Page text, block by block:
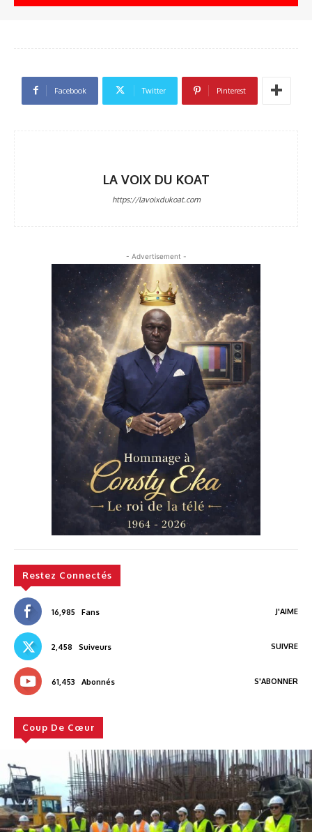
Facebook Twitter Pinterest
LA VOIX DU KOAT
https://lavoixdukoat.com
- Advertisement -
Restez Connectés
16,985 Fans J'AIME
2,458 Suiveurs SUIVRE
61,453 Abonnés S'ABONNER
Coup De Cœur